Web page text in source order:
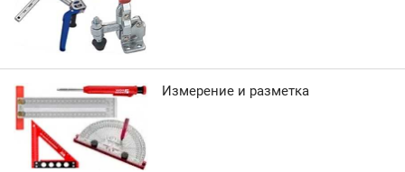
Измерение и разметка